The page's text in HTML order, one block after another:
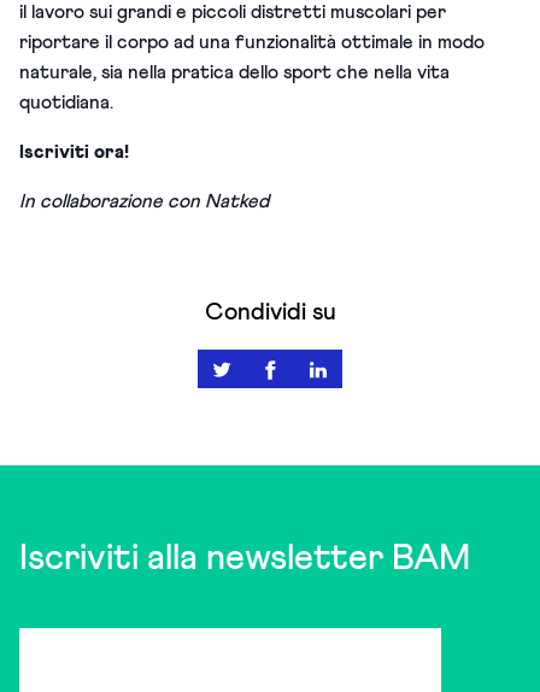
il lavoro sui grandi e piccoli distretti muscolari per
riportare il corpo ad una funzionalità ottimale in modo
naturale, sia nella pratica dello sport che nella vita
quotidiana.
Iscriviti ora!
In collaborazione con Natked
Condividi su
Iscriviti alla newsletter BAM